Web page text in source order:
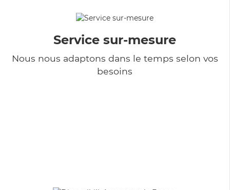
Service sur-mesure
Nous nous adaptons dans le temps selon vos
besoins